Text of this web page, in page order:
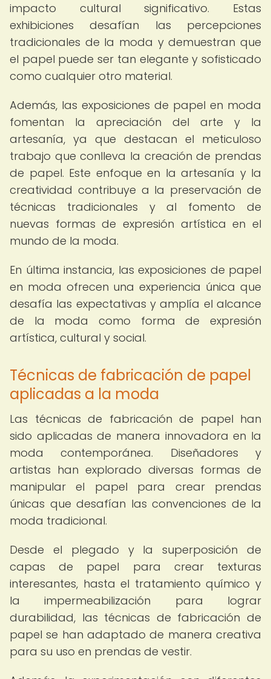
impacto cultural significativo. Estas
exhibiciones desafían las percepciones
tradicionales de la moda y demuestran que
el papel puede ser tan elegante y sofisticado
como cualquier otro material.
Además, las exposiciones de papel en moda
fomentan la apreciación del arte y la
artesanía, ya que destacan el meticuloso
trabajo que conlleva la creación de prendas
de papel. Este enfoque en la artesanía y la
creatividad contribuye a la preservación de
técnicas tradicionales y al fomento de
nuevas formas de expresión artística en el
mundo de la moda.
En última instancia, las exposiciones de papel
en moda ofrecen una experiencia única que
desafía las expectativas y amplía el alcance
de la moda como forma de expresión
artística, cultural y social.
Técnicas de fabricación de papel
aplicadas a la moda
Las técnicas de fabricación de papel han
sido aplicadas de manera innovadora en la
moda contemporánea. Diseñadores y
artistas han explorado diversas formas de
manipular el papel para crear prendas
únicas que desafían las convenciones de la
moda tradicional.
Desde el plegado y la superposición de
capas de papel para crear texturas
interesantes, hasta el tratamiento químico y
la impermeabilización para lograr
durabilidad, las técnicas de fabricación de
papel se han adaptado de manera creativa
para su uso en prendas de vestir.